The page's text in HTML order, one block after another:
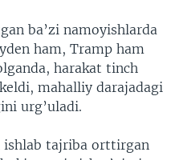
ba’zi namoyishlarda
ham, Tramp ham
harakat tinch
mahalliy darajadagi
urg’uladi.
tajriba orttirgan